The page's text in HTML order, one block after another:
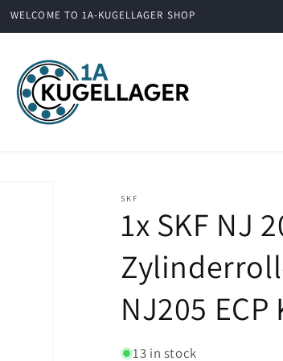
WELCOME TO 1A-KUGELLAGER SHOP
SKF
1x SKF NJ
NJ205
13 in stock